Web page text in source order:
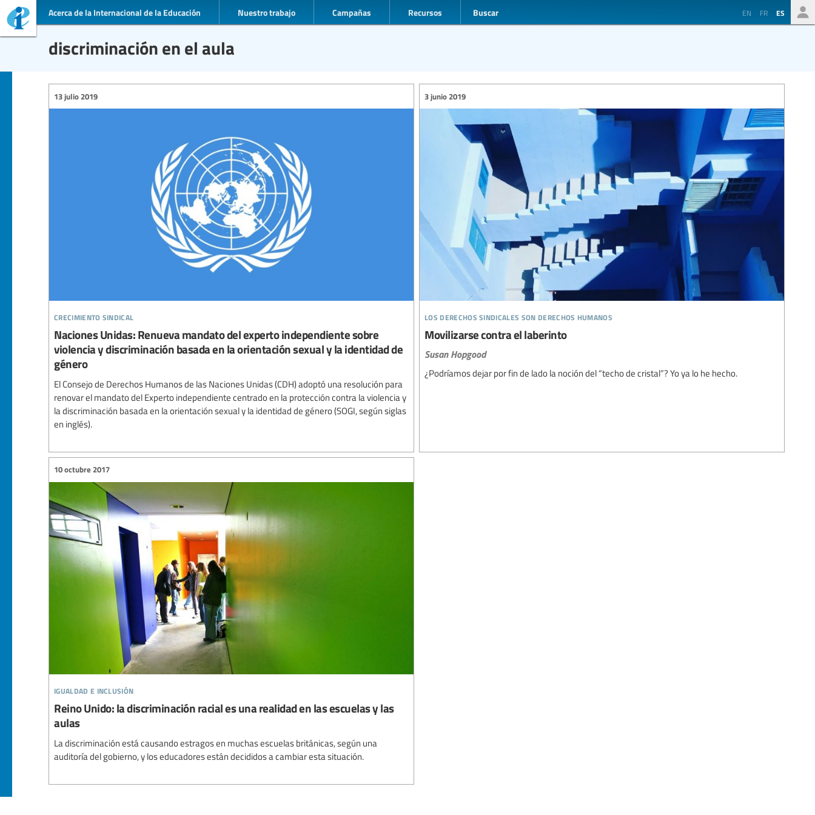
Acerca de la Internacional de la Educación Nuestro trabajo Campañas Recursos Buscar EN FR ES
discriminación en el aula
crecimiento sindical
13 julio 2019
Naciones Unidas: Renueva mandato del experto independiente sobre
violencia y discriminación basada en la orientación sexual y la identidad de
género
El Consejo de Derechos Humanos de las Naciones Unidas (CDH) adoptó una resolución para
renovar el mandato del Experto independiente centrado en la protección contra la violencia y
la discriminación basada en la orientación sexual y la identidad de género (SOGI, según siglas
en inglés).
los derechos sindicales son derechos humanos
3 junio 2019
Movilizarse contra el laberinto
Susan Hopgood
¿Podríamos dejar por fin de lado la noción del “techo de cristal”? Yo ya lo he hecho.
igualdad e inclusión
10 octubre 2017
Reino Unido: la discriminación racial es una realidad en las escuelas y las
aulas
La discriminación está causando estragos en muchas escuelas británicas, según una
auditoría del gobierno, y los educadores están decididos a cambiar esta situación.